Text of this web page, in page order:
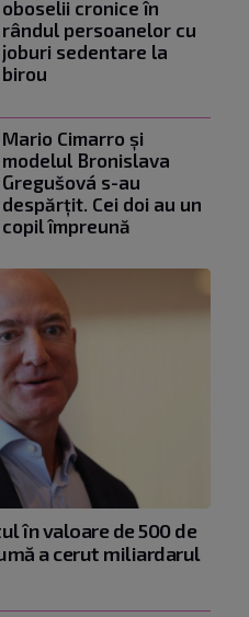
oboselii cronice în
rândul persoanelor cu
joburi sedentare la
birou
Mario Cimarro și
modelul Bronislava
Gregušová s-au
despărțit. Cei doi au un
copil împreună
în valoare de 500 de
a cerut miliardarul